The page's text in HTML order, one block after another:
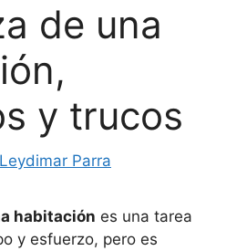
de una
y trucos
Leydimar Parra
habitación es una tarea
y esfuerzo, pero es